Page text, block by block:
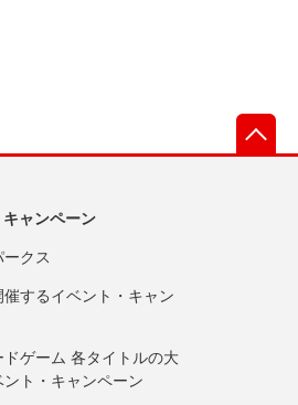
ャンペーン
クス
催するイベント・キャン
ドゲーム 各タイトルの大
ント・キャンペーン